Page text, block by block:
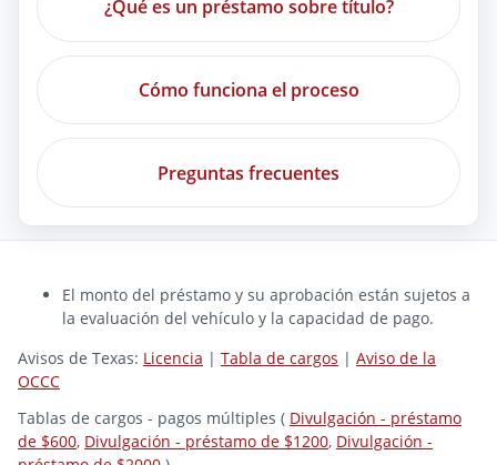
¿Qué es un préstamo sobre título?
Cómo funciona el proceso
Preguntas frecuentes
El monto del préstamo y su aprobación están sujetos a
la evaluación del vehículo y la capacidad de pago.
Avisos de Texas: Licencia | Tabla de cargos | Aviso de la
OCCC
Tablas de cargos - pagos múltiples ( Divulgación - préstamo
de $600, Divulgación - préstamo de $1200, Divulgación -